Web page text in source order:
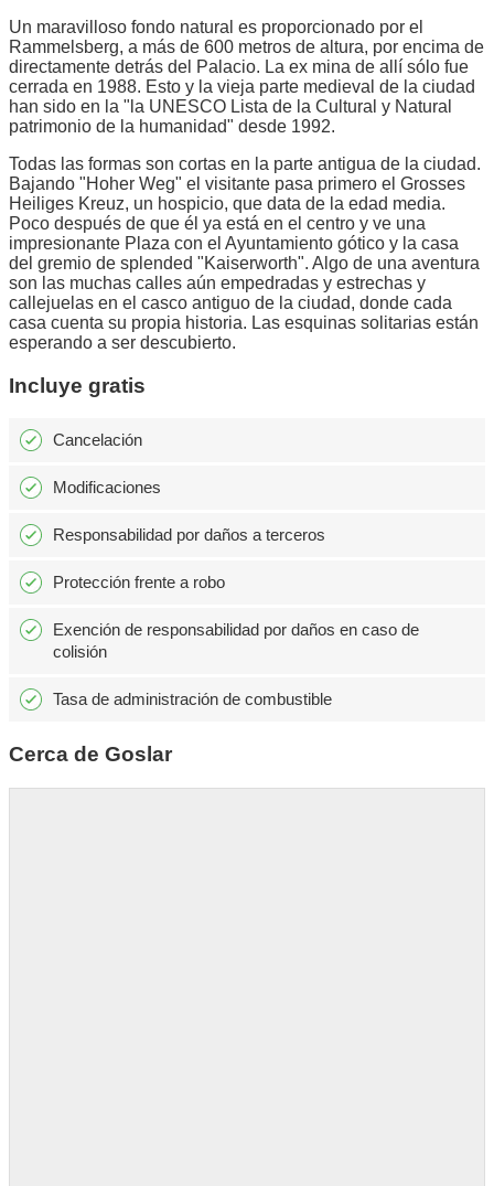
Un maravilloso fondo natural es proporcionado por el
Rammelsberg, a más de 600 metros de altura, por encima de
directamente detrás del Palacio. La ex mina de allí sólo fue
cerrada en 1988. Esto y la vieja parte medieval de la ciudad
han sido en la "la UNESCO Lista de la Cultural y Natural
patrimonio de la humanidad" desde 1992.
Todas las formas son cortas en la parte antigua de la ciudad.
Bajando "Hoher Weg" el visitante pasa primero el Grosses
Heiliges Kreuz, un hospicio, que data de la edad media.
Poco después de que él ya está en el centro y ve una
impresionante Plaza con el Ayuntamiento gótico y la casa
del gremio de splended "Kaiserworth". Algo de una aventura
son las muchas calles aún empedradas y estrechas y
callejuelas en el casco antiguo de la ciudad, donde cada
casa cuenta su propia historia. Las esquinas solitarias están
esperando a ser descubierto.
Incluye gratis
Cancelación
Modificaciones
Responsabilidad por daños a terceros
Protección frente a robo
Exención de responsabilidad por daños en caso de
colisión
Tasa de administración de combustible
Cerca de Goslar